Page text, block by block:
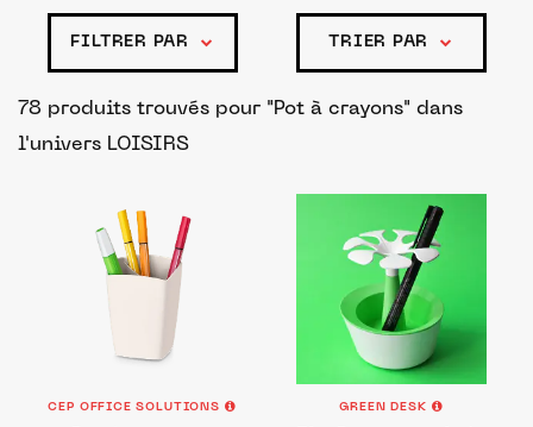
FILTRER PAR TRIER PAR
78 produits trouvés pour "Pot à crayons" dans
l'univers LOISIRS
CEP OFFICE SOLUTIONS GREEN DESK